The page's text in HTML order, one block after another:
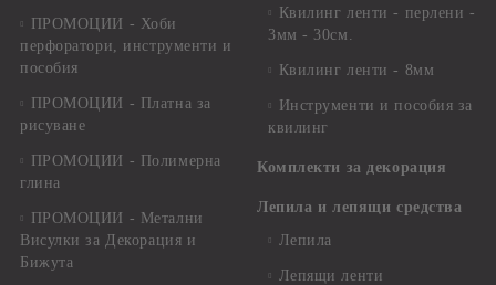
ПРОМОЦИИ - Хоби
перфоратори, инструменти и
пособия
ПРОМОЦИИ - Платна за
рисуване
ПРОМОЦИИ - Полимерна
глина
ПРОМОЦИИ - Метални
Висулки за Декорация и
Бижута
Квилинг ленти - перлени -
3мм - 30см.
Квилинг ленти - 8мм
Инструменти и пособия за
квилинг
Комплекти за декорация
Лепила и лепящи средства
Лепила
Лепящи ленти